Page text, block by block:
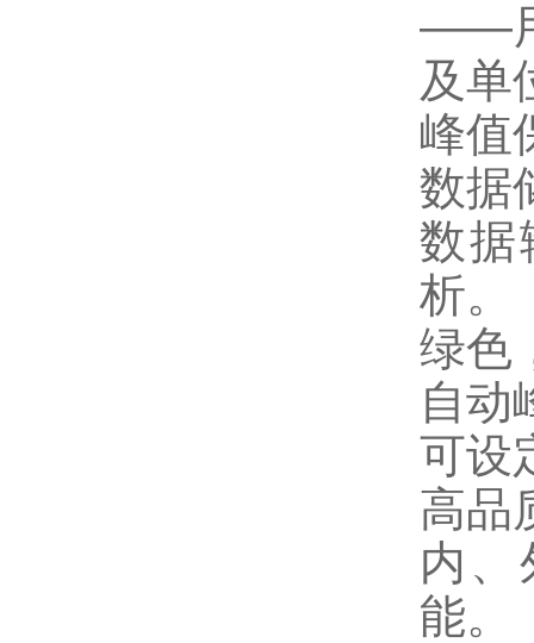
——
及单
峰值
数据
数据
析。
绿色
自动
可设
高品
内
能。